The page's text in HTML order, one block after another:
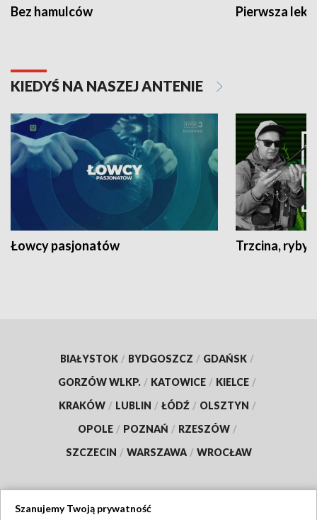
Bez hamulców Pierwsza
KIEDYŚ NA NASZEJ ANTENIE
Łowcy pasjonatów Trzcina, ryby
BIAŁYSTOK / BYDGOSZCZ / GDAŃSK /
GORZÓW WLKP. / KATOWICE / KIELCE /
KRAKÓW / LUBLIN / ŁÓDŹ / OLSZTYN /
OPOLE / POZNAŃ / RZESZÓW /
SZCZECIN / WARSZAWA / WROCŁAW
Szanujemy Twoją prywatność